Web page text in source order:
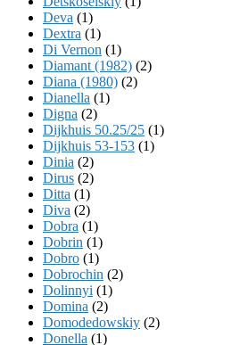
Deva (1)
Dextra (1)
Di Vernon (1)
Diamant (1982) (2)
Diana (1980) (2)
Dianella (1)
Digna (2)
Dijkhuis 50.25/25 (1)
Dijkhuis 53-153 (1)
Dinia (2)
Dirus (2)
Ditta (1)
Diva (2)
Dobra (1)
Dobrin (1)
Dobro (1)
Dobrochin (2)
Dolinnyi (1)
Domina (2)
Domodedowskiy (2)
Donella (1)